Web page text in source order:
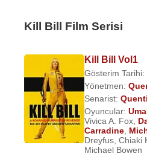
Kill Bill Film Serisi
Kill Bill Vol1
Gösterim Tarihi:
Yönetmen:
Senarist:
Oyuncular:
Vivica A. Fox
Carradine
Dreyfus Chiaki
Michael Bowen